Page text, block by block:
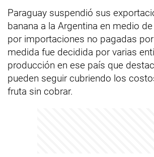
Paraguay suspendió sus
banana a la Argentina en medio
por importaciones no pagadas
medida fue decidida por varias
producción en ese país que
pueden seguir cubriendo los
fruta sin cobrar.